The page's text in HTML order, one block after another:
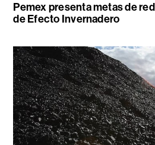
Pemex presenta metas de
de Efecto Invernadero